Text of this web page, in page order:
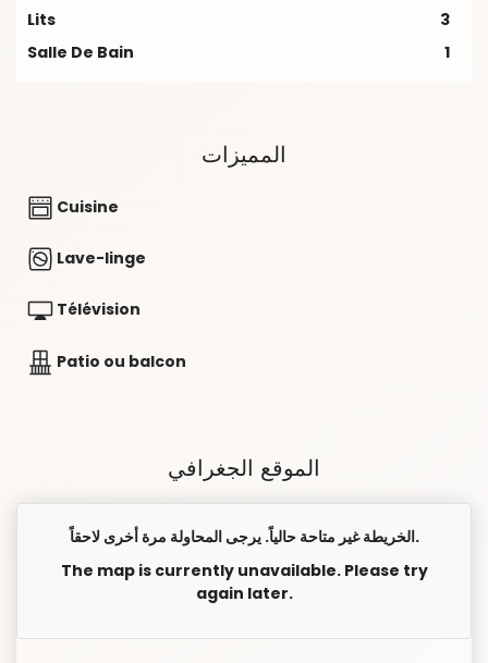
Lits
3
Salle De Bain
1
المميزات
Cuisine
Lave-linge
Télévision
Patio ou balcon
الموقع الجغرافي
الخريطة غير متاحة حالياً. يرجى المحاولة مرة أخرى لاحقاً.
The map is currently unavailable. Please try
again later.